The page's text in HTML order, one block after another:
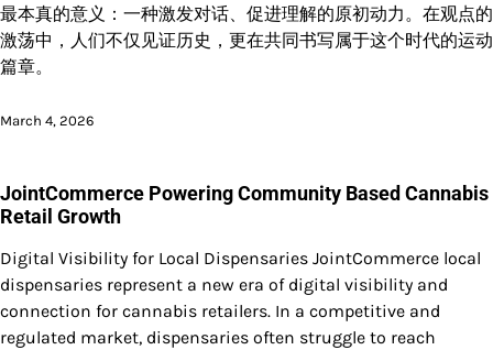
最本真的意义：一种激发对话、促进理解的原初动力。在观点的
激荡中，人们不仅见证历史，更在共同书写属于这个时代的运动
篇章。
March 4, 2026
JointCommerce Powering Community Based Cannabis
Retail Growth
Digital Visibility for Local Dispensaries JointCommerce local
dispensaries represent a new era of digital visibility and
connection for cannabis retailers. In a competitive and
regulated market, dispensaries often struggle to reach